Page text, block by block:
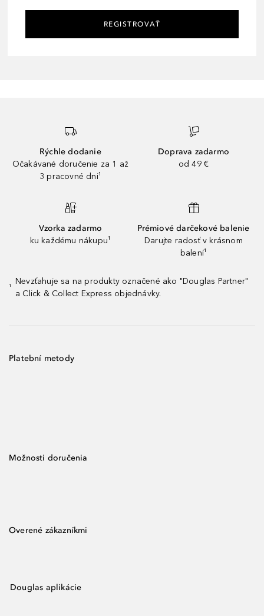
REGISTROVAŤ
Rýchle dodanie
Očakávané doručenie za 1 až
3 pracovné dni¹
Doprava zadarmo
od 49 €
Vzorka zadarmo
ku každému nákupu¹
Prémiové darčekové balenie
Darujte radosť v krásnom
balení¹
¹
Nevzťahuje sa na produkty označené ako "Douglas Partner"
a Click & Collect Express objednávky.
Platební metody
Možnosti doručenia
Overené zákazníkmi
Douglas aplikácie